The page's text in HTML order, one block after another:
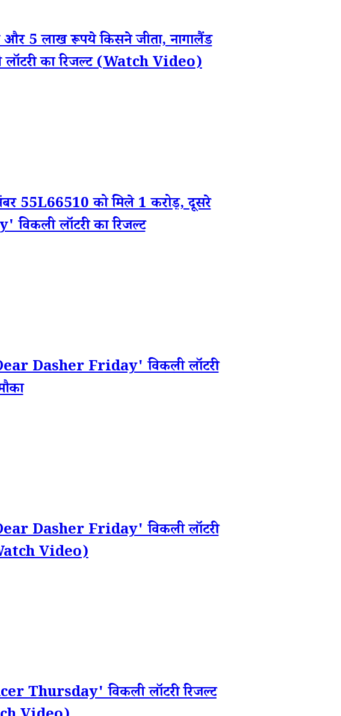
लाख रूपये किसने जीता, नागालैंड
का रिजल्ट (Watch Video)
को मिले 1 करोड़, दूसरे
लॉटरी का रिजल्ट
Dasher Friday' विकली लॉटरी
Dasher Friday' विकली लॉटरी
Video)
विकली लॉटरी रिजल्ट